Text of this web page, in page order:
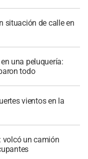
situación de calle en
una peluquería:
todo
vientos en la
volcó un camión